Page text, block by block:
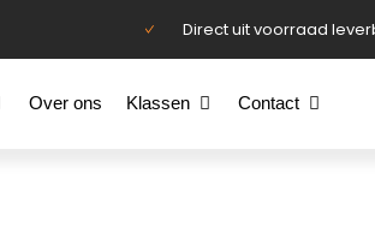
Direct uit voorraad
Over ons Klassen Contact